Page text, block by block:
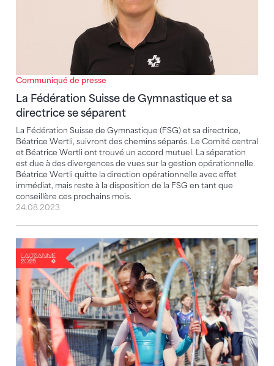
Communiqué de presse
La Fédération Suisse de Gymnastique et sa
directrice se séparent
La Fédération Suisse de Gymnastique (FSG) et sa directrice,
Béatrice Wertli, suivront des chemins séparés. Le Comité central
et Béatrice Wertli ont trouvé un accord mutuel. La séparation
est due à des divergences de vues sur la gestion opérationnelle.
Béatrice Wertli quitte la direction opérationnelle avec effet
immédiat, mais reste à la disposition de la FSG en tant que
conseillère ces prochains mois.
24.08.2023
La gymnastique, le sport le plus pratiqué en Suisse